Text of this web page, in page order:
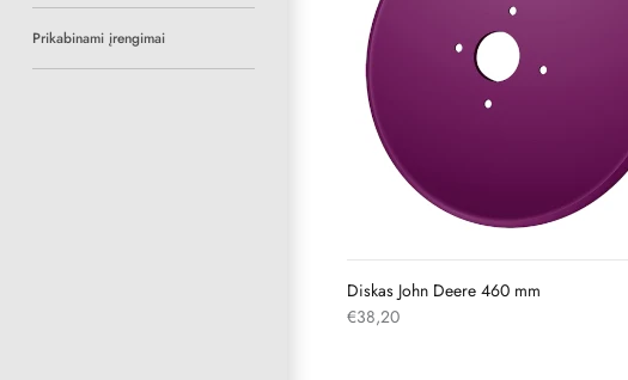
Prikabinami įrengimai
GREITA
Diskas John Deere 460 mm
€38,20